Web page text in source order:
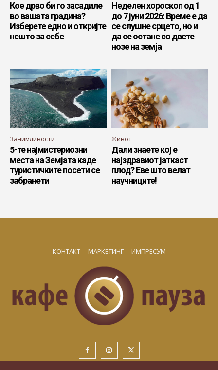
Кое дрво би го засадиле
во вашата градина?
Изберете едно и откријте
нешто за себе
Неделен хороскоп од 1
до 7 јуни 2026: Време е да
се слушне срцето, но и
да се остане со двете
нозе на земја
Занимливости
5-те најмистериозни
места на Земјата каде
туристичките посети се
забранети
Живот
Дали знаете кој е
најздравиот јаткаст
плод? Еве што велат
научниците!
КОНТАКТ МАРКЕТИНГ ИМПРЕСУМ